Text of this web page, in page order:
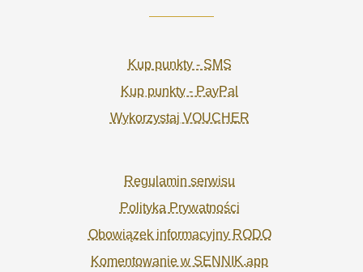
Kup punkty - SMS
Kup punkty - PayPal
Wykorzystaj VOUCHER
Regulamin serwisu
Polityka Prywatności
Obowiązek informacyjny RODO
Komentowanie w SENNIK.app